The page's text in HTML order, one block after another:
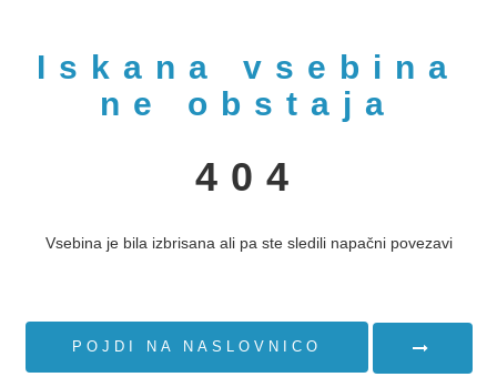
Iskana vsebina
ne obstaja
404
Vsebina je bila izbrisana ali pa ste sledili napačni povezavi
POJDI NA NASLOVNICO